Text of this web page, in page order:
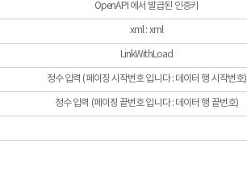
OpenAPI 에서 발급된 인증키
xml : xml
LinkWithLoad
정수 입력 (페이징 시작번호 입니다 : 데이터 행 시작번호)
정수 입력 (페이징 끝번호 입니다 : 데이터 행 끝번호)